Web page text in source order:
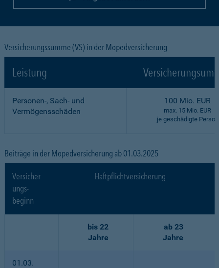
Versicherungssumme (VS) in der Mopedversicherung
Leistung
Personen-, Sach- und
Vermögensschäden
100 Mio. EUR
max. 15 Mio. EUR
je geschädigte Person
Beiträge in der Mopedversicherung ab 01.03.2025
Versicher
ungs-
beginn
Haftpflichtversicherung
bis 22
Jahre
ab 23
Jahre
01.03.